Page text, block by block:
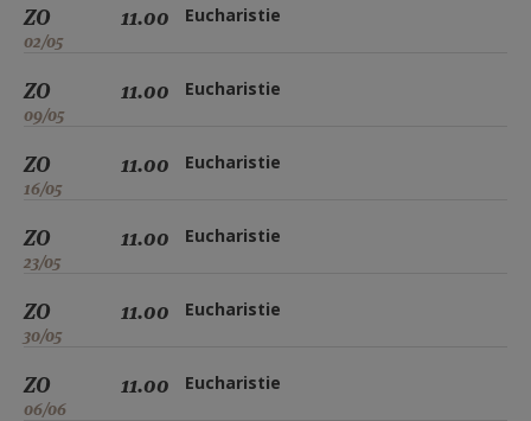
ZO
02/05
11.00 Eucharistie
ZO
09/05
11.00 Eucharistie
ZO
16/05
11.00 Eucharistie
ZO
23/05
11.00 Eucharistie
ZO
30/05
11.00 Eucharistie
ZO
06/06
11.00 Eucharistie